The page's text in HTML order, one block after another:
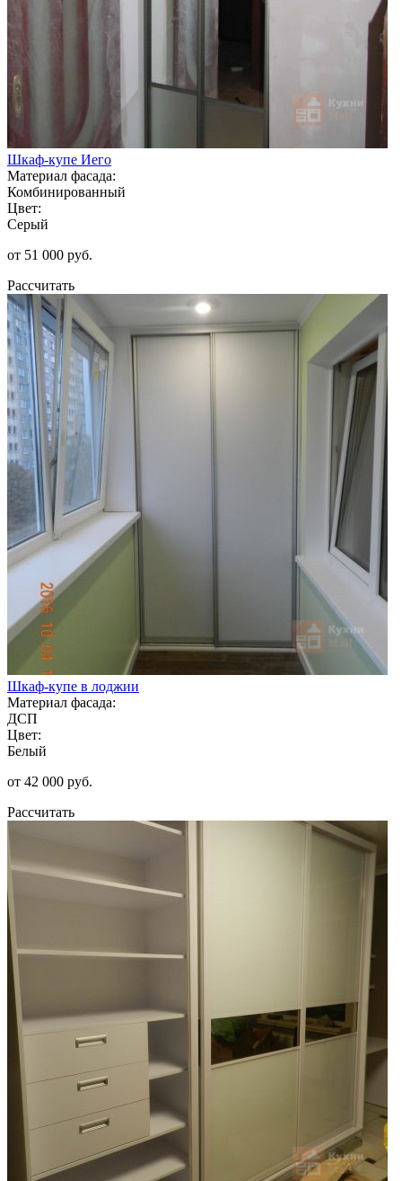
Шкаф-купе Иего
Материал фасада:
Комбинированный
Цвет:
Серый
от 51 000 руб.
Рассчитать
Шкаф-купе в лоджии
Материал фасада:
ДСП
Цвет:
Белый
от 42 000 руб.
Рассчитать